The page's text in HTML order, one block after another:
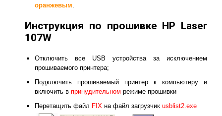
оранжевым.
Инструкция по прошивке HP Laser
107W
Отключить все USB устройства за исключением
прошиваемого принтера;
Подключить прошиваемый принтер к компьютеру и
включить в принудительном режиме прошивки
Перетащить файл FIX на файл загрузчик usblist2.exe